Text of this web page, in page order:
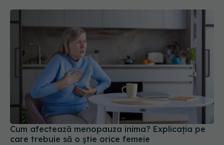
Cum afectează menopauza inima? Explicația pe
care trebuie să o știe orice femeie